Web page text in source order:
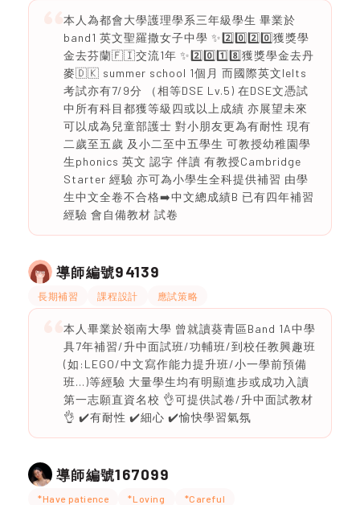
本人為都會大學護理學系三年級學生 畢業於
band1 英文聖羅撒女子中學 ✨2️⃣0️⃣2️⃣0️⃣獲獎學
金去芬蘭🇫🇮交流1年 ✨2️⃣0️⃣1️⃣8️⃣獲獎學金去丹
麥🇩🇰 summer school 1個月 而國際英文Ielts
考試亦有7/9分 （相等DSE Lv.5) 在DSE文憑試
中所有科目都獲等級四或以上成績 亦展望未來
可以成為兒童部護士 對小朋友更為有耐性 現有
二歲至五歲 及小二至中五學生 可教授幼稚園學
生phonics 英文 認字 伴讀 有教授Cambridge
Starter 經驗 亦可為小學生全科提供補習 由學
生中文全卷不合格➡️中文總成績B 已有四年補習
經驗 會自備教材 試卷
導師編號94139
長期補習 課程設計 應試策略
本人畢業於嶺南大學 曾就讀葵青區Band 1A中學
具7年補習/升中面試班/功輔班/到校任教興趣班
(如:LEGO/中文寫作能力提升班/小一學前預備
班…)等經驗 大量學生均有明顯進步或成功入讀
第一志願直資名校 👌可提供試卷/升中面試教材
👌 ✔️有耐性 ✔️細心 ✔️愉快學習氣氛
導師編號167099
*Have patience *Loving *Careful